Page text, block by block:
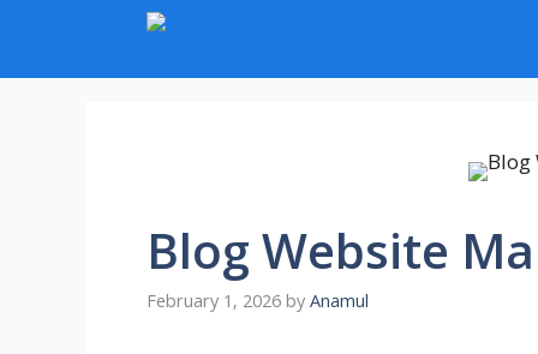
content
Blog Website
February 1, 2026 by Anamul